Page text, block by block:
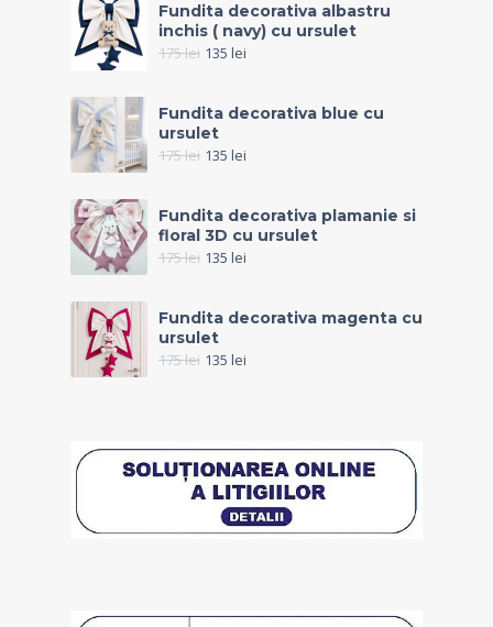
Fundita decorativa albastru
inchis ( navy) cu ursulet
175lei 135 lei
Fundita decorativa blue cu
ursulet
175lei 135 lei
Fundita decorativa plamanie si
floral 3D cu ursulet
175lei 135 lei
Fundita decorativa magenta cu
ursulet
175lei 135 lei